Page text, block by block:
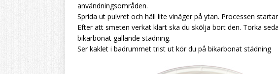
användningsområden.
Sprida ut pulvret och häll lite vinäger på ytan. Processen
Efter att smeten verkat klart ska du skölja bort den. Torka
bikarbonat gällande städning.
Ser kaklet i badrummet trist ut kör du på bikarbonat städning